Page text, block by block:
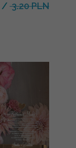
/ 3.20 PLN